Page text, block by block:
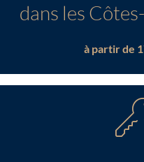
dans les
à partir de